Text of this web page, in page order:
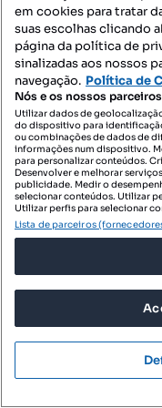
1 590 000 €10
Moradia V3, Vista
Carvoeira, Mafra,
Tipologia
T3
Preço por metro
149 m²
em cookies para tratar
suas escolhas clicando
página da política de
sinalizadas aos nossos
navegação. Política de
Nós e os nossos
Utilizar dados de
do dispositivo para
ou combinações de dados de
informações num dispositivo.
para personalizar conteúdos.
Desenvolver e melhorar
publicidade. Medir o
selecionar conteúdos. Utilizar
Utilizar perfis para selecionar
Lista de parceiros